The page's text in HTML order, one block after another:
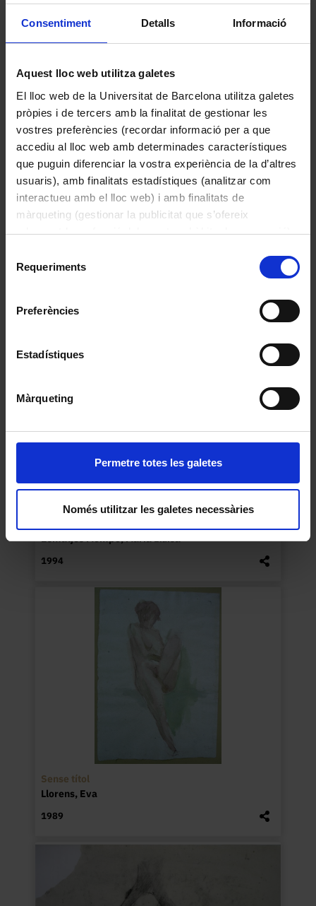
Consentiment Detalls Informació
Aquest lloc web utilitza galetes
El lloc web de la Universitat de Barcelona utilitza galetes
pròpies i de tercers amb la finalitat de gestionar les
vostres preferències (recordar informació per a que
accediu al lloc web amb determinades característiques
que puguin diferenciar la vostra experiència de la d’altres
usuaris), amb finalitats estadístiques (analitzar com
interactueu amb el lloc web) i amb finalitats de
màrqueting (gestionar la publicitat que s’ofereix
adequant-la en funció dels vostres hàbits de navegació).
consultar laPolítica de galetes del lloc web de la
Requeriments
Preferències
Estadístiques
Màrqueting
Permetre totes les galetes
Només utilitzar les galetes necessàries
Esmatjes Mompó, Maria Lluïsa
Facultat de Belles Arts. Guia
1991
Esmatjes Mompó, Maria Lluïsa
1994
Sense títol
Llorens, Eva
1989